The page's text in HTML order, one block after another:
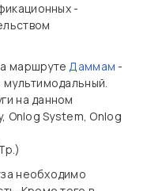
-
маршрутеДаммам -
на данном
Onlog System, Onlog
необходимо